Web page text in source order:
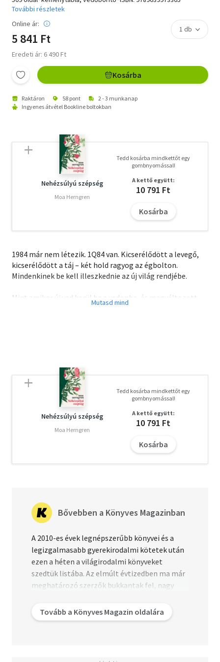
További részletek
Online ár:
5 841 Ft
Eredeti ár: 6 490 Ft
Kosárba
Raktáron 58 pont
2 - 3 munkanap
Ingyenes átvétel Bookline boltokban
Nehézsúlyú szépség
Moa Herngren
Tedd kosárba mindkettőt egy
gombnyomással!
A kettő együtt:
10 791 Ft
Kosárba
1984 már nem létezik. 1Q84 van. Kicserélődött a levegő,
kicserélődött a táj – két hold ragyog az égbolton.
Mindenkinek be kell illeszkednie az új világ rendjébe.
Mint amikor új vad kerül be a vadonba, és megváltozott
szabályok között kell életben maradnia. Murakami
érintetlenül, menthetetlenül a könyv légies szövedékű
gubójába kerül, egyre azt várva: mikor és miként születhet
újjá – a másik világra…
Olvasd el mások véleményét is!
Nehézsúlyú szépség
Moa Herngren
Tedd kosárba mindkettőt egy
gombnyomással!
A kettő együtt:
10 791 Ft
Kosárba
Bővebben a Könyves Magazinban
A 2010-es évek legnépszerűbb könyvei és a
legizgalmasabb gyerekirodalmi kötetek után
ezen a héten a világirodalmi könyveket
szedtük listába. Az elmúlt évtizedben ma már
meghatározó szerzők bukkantak fel, nagy
irodalmi trendek bontakoztak ki.
Megszámlálhatatlanul sok megjelenés volt,
Tovább a Könyves Magazin oldalára